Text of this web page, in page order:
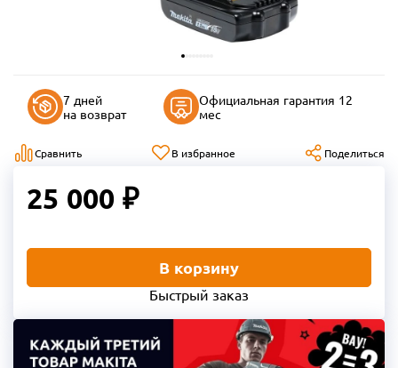
7 дней
на возврат
Официальная гарантия 12
мес
Сравнить В избранное Поделиться
25 000 ₽
В корзину
Быстрый заказ